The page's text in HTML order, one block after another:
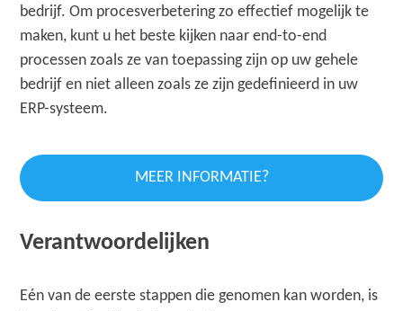
bedrijf. Om procesverbetering zo effectief mogelijk te
maken, kunt u het beste kijken naar end-to-end
processen zoals ze van toepassing zijn op uw gehele
bedrijf en niet alleen zoals ze zijn gedefinieerd in uw
ERP-systeem.
MEER INFORMATIE?
Verantwoordelijken
Eén van de eerste stappen die genomen kan worden, is